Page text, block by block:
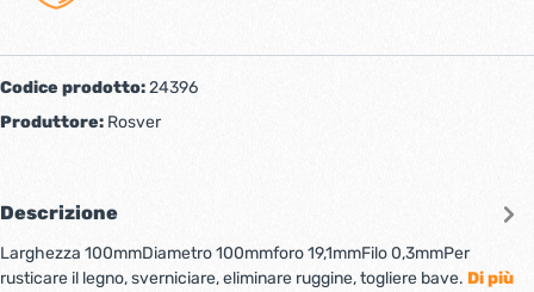
Codice prodotto:24396
Produttore: Rosver
Descrizione
Larghezza 100mmDiametro 100mmforo 19,1mmFilo 0,3mmPer
rusticare il legno, sverniciare, eliminare ruggine, togliere bave. Di più